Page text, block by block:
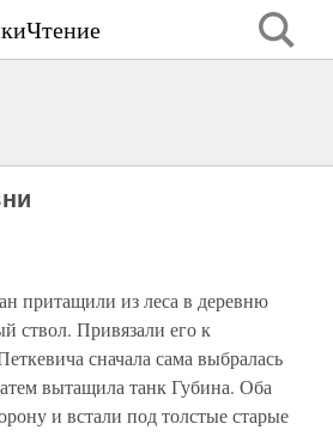
притащили из леса в деревню
ствол. Привязали его к
сначала сама выбралась
вытащила танк Губина. Оба
и встали под толстые старые